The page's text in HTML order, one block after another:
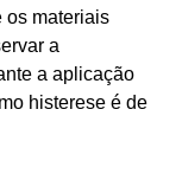
os materiais
a
a aplicação
histerese é de